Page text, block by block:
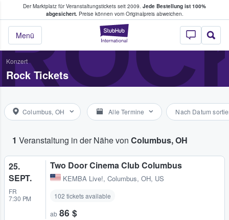
Der Marktplatz für Veranstaltungstickets seit 2009. Jede Bestellung ist 100%
abgesichert.Preise können vom Originalpreis abweichen.
StubHub - Wo
Menü
Tickets kaufen & verkaufen
Konzert
Rock Tickets
Columbus, OH Alle Termine Nach Datum
1 Veranstaltung in der Nähe von Columbus, OH
25.
SEPT.
FR
7:30 PM
Two Door Cinema Club Columbus
KEMBA Live!, Columbus, OH, US
102 tickets available
ab 86 $